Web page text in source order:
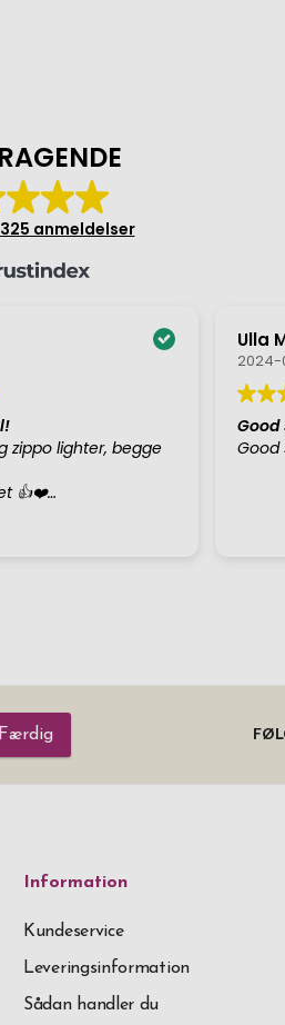
Færdig
Information
Kundeservice
Leveringsinformation
Sådan handler du